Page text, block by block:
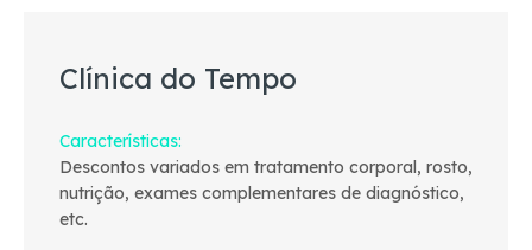
Clínica do Tempo
Características
Descontos variados em tratamento corporal, rosto,
nutrição, exames complementares de diagnóstico,
etc.